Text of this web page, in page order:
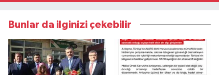
Bunlar da ilginizi çekebilir